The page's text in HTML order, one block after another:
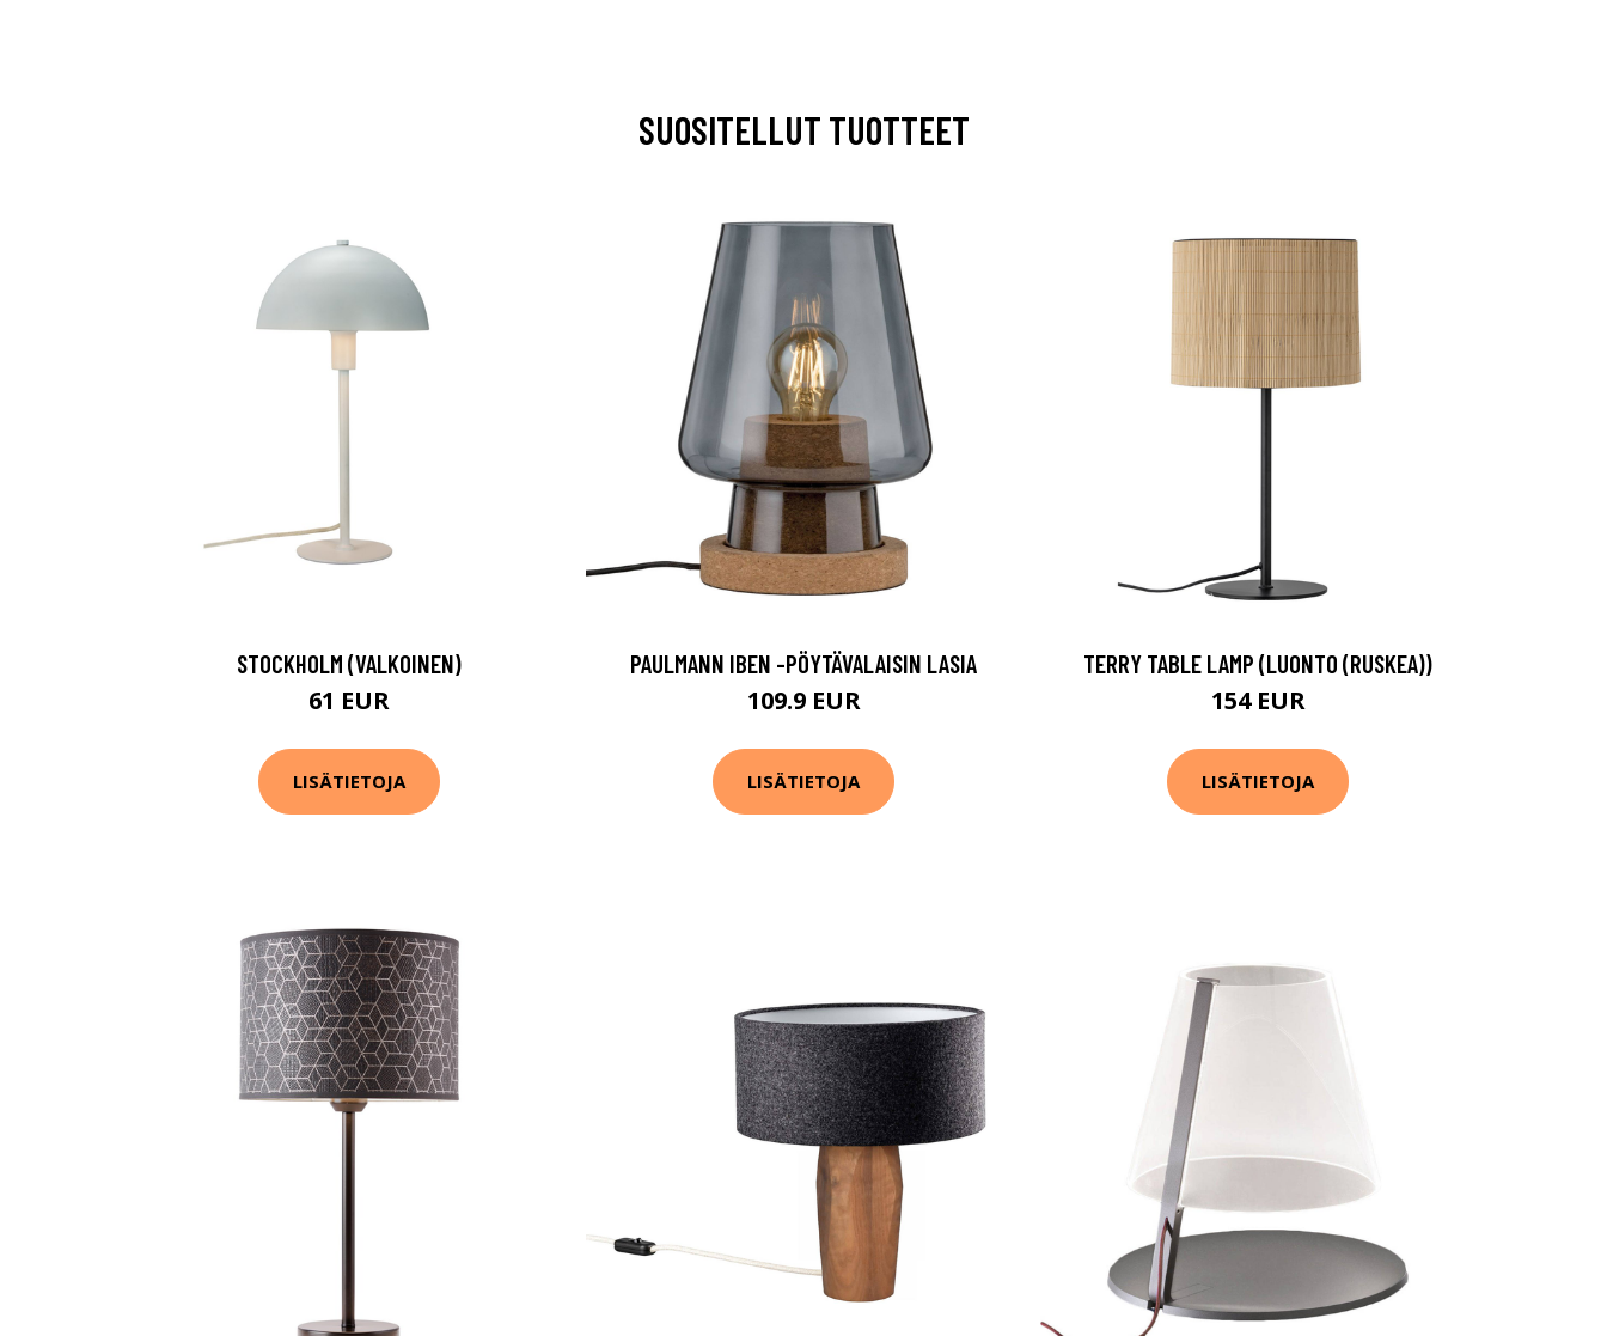
SUOSITELLUT TUOTTEET
STOCKHOLM (VALKOINEN)
61 EUR
LISÄTIETOJA
PAULMANN IBEN -PÖYTÄVALAISIN LASIA
109.9 EUR
LISÄTIETOJA
TERRY TABLE LAMP (LUONTO (RUSKEA))
154 EUR
LISÄTIETOJA